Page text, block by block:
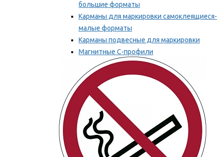
большие форматы
Карманы для маркировки самоклеящиеся-
малые форматы
Карманы подвесные для маркировки
Магнитные С-профили
Напольная маркировка
Мы рекомендуем